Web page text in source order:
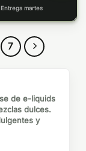
Entrega martes
7
de e-liquids
dulces.
y